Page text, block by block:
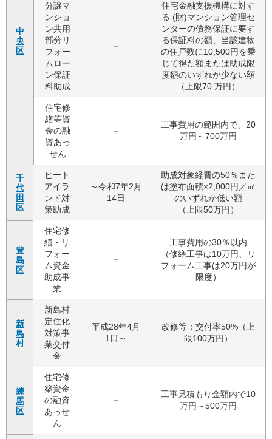
中
央
区
分譲マ
ンショ
ン共用
部分リ
フォー
ムロー
ン保証
料助成
－
住宅金融支援機構に対す
る (財)マンション管理セ
ンターの債務保証に要す
る保証料の額、当該建物
の住戸数に10,500円を乗
じて得た額または助成限
度額のいずれか少ない額
（上限70 万円）
住宅修
繕等資
金の融
資あっ
せん
－
工事費用の範囲内で、20
万円～700万円
千
代
田
区
ヒート
アイラ
ンド対
策助成
～令和7年2月
14日
助成対象経費の50％また
は塗布面積×2,000円／㎡
のいずれか低い額
（上限50万円）
豊
島
区
住宅修
繕・リ
フォー
ム資金
助成事
業
－
工事費用の30％以内
（修繕工事は10万円、リ
フォーム工事は20万円が
限度）
新
島
村
新島村
定住化
対策事
業交付
金
平成28年4月
1日～
改修等：交付率50%（上
限100万円）
練
馬
区
住宅修
築資金
の融資
あっせ
ん
－
工事見積もり金額内で10
万円～500万円